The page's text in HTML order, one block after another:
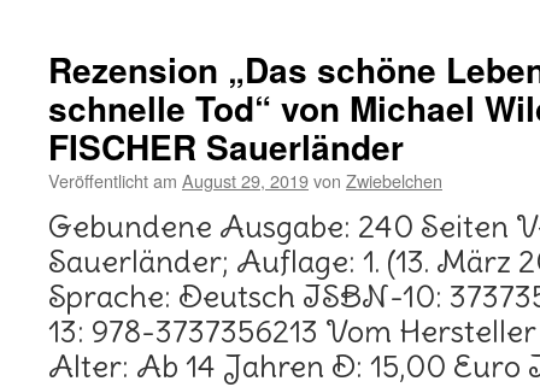
Rezension „Das schöne
schnelle Tod“ von Michael
FISCHER Sauerländer
Veröffentlicht am August 29, 2019von Zwiebelchen
Gebundene Ausgabe: 240 Seiten
Sauerländer; Auflage: 1. (13. März
Sprache: Deutsch ISBN-10:
13: 978-3737356213 Vom
Alter: Ab 14 Jahren D: 15,00 Euro